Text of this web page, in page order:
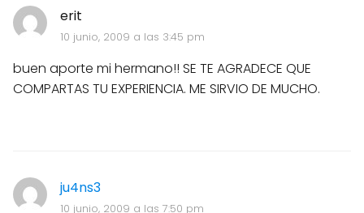
erit
10 junio, 2009 a las 3:45 pm
buen aporte mi hermano!! SE TE AGRADECE QUE
COMPARTAS TU EXPERIENCIA. ME SIRVIO DE MUCHO.
ju4ns3
10 junio, 2009 a las 7:50 pm